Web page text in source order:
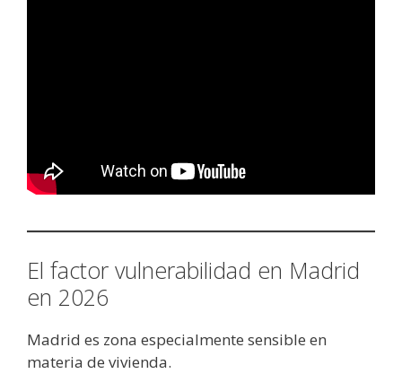
El factor vulnerabilidad en Madrid
en 2026
Madrid es zona especialmente sensible en
materia de vivienda.